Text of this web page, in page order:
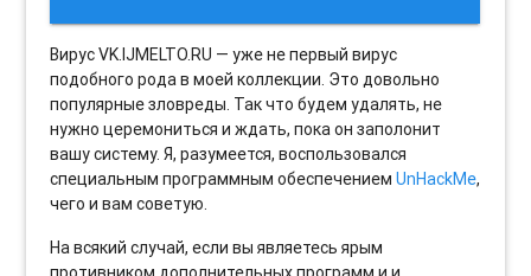
Вирус VK.IJMELTO.RU — уже не первый вирус
подобного рода в моей коллекции. Это довольно
популярные зловреды. Так что будем удалять, не
нужно церемониться и ждать, пока он заполонит
вашу систему. Я, разумеется, воспользовался
специальным программным обеспечениемUnHackMe,
чего и вам советую.
На всякий случай, если вы являетесь ярым